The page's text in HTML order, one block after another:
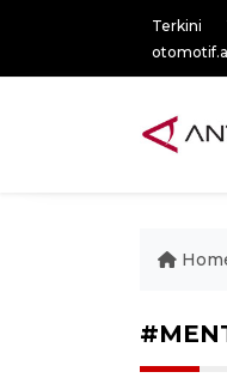
Terkini